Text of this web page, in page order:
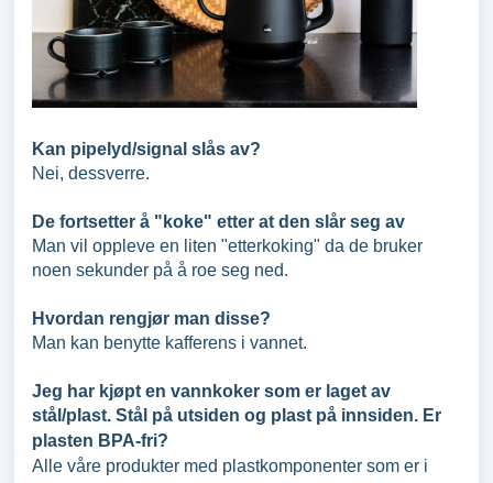
Kan pipelyd/signal slås av?
Nei, dessverre.
De fortsetter å "koke" etter at den slår seg av
Man vil oppleve en liten "etterkoking" da de bruker
noen sekunder på å roe seg ned.
Hvordan rengjør man disse?
Man kan benytte kafferens i vannet.
Jeg har kjøpt en vannkoker som er laget av
stål/plast. Stål på utsiden og plast på innsiden. Er
plasten BPA-fri?
Alle våre produkter med plastkomponenter som er i